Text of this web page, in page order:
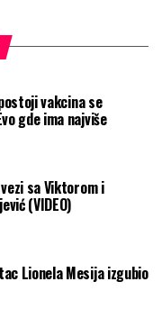
vakcina se
gde ima najviše
sa Viktorom i
(VIDEO)
Lionela Mesija izgubio